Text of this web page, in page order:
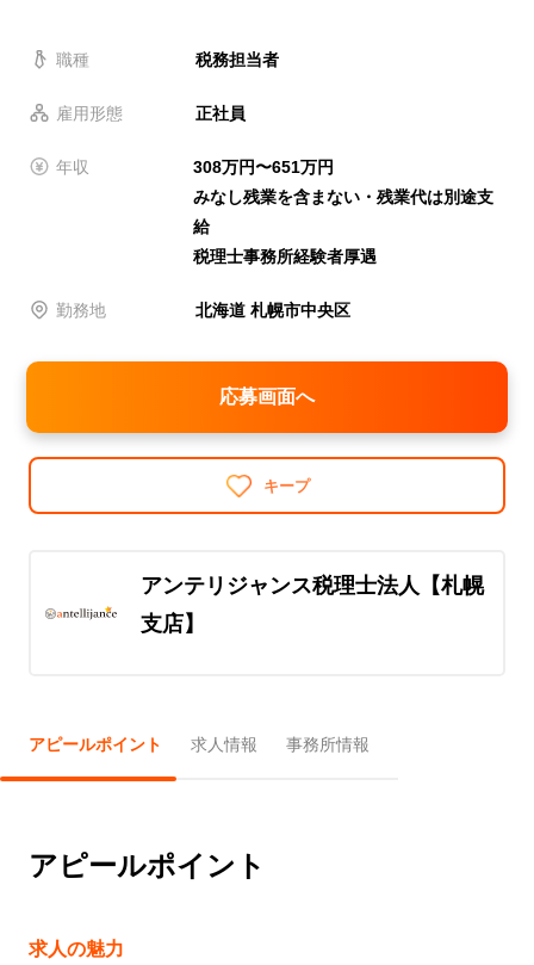
職種 税務担当者
雇用形態 正社員
年収
308万円〜651万円
みなし残業を含まない・残業代は別途支
給
税理士事務所経験者厚遇
勤務地 北海道 札幌市中央区
応募画面へ
キープ
アンテリジャンス税理士法人【札幌
支店】
アピールポイント 求人情報 事務所情報
アピールポイント
求人の魅力